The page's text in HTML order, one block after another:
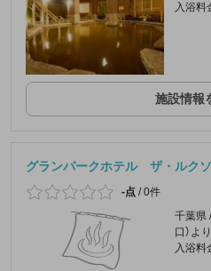
入浴料
施設情報
グランパークホテル ザ・ルク
-点 /0件
千葉県
口）よ
入浴料